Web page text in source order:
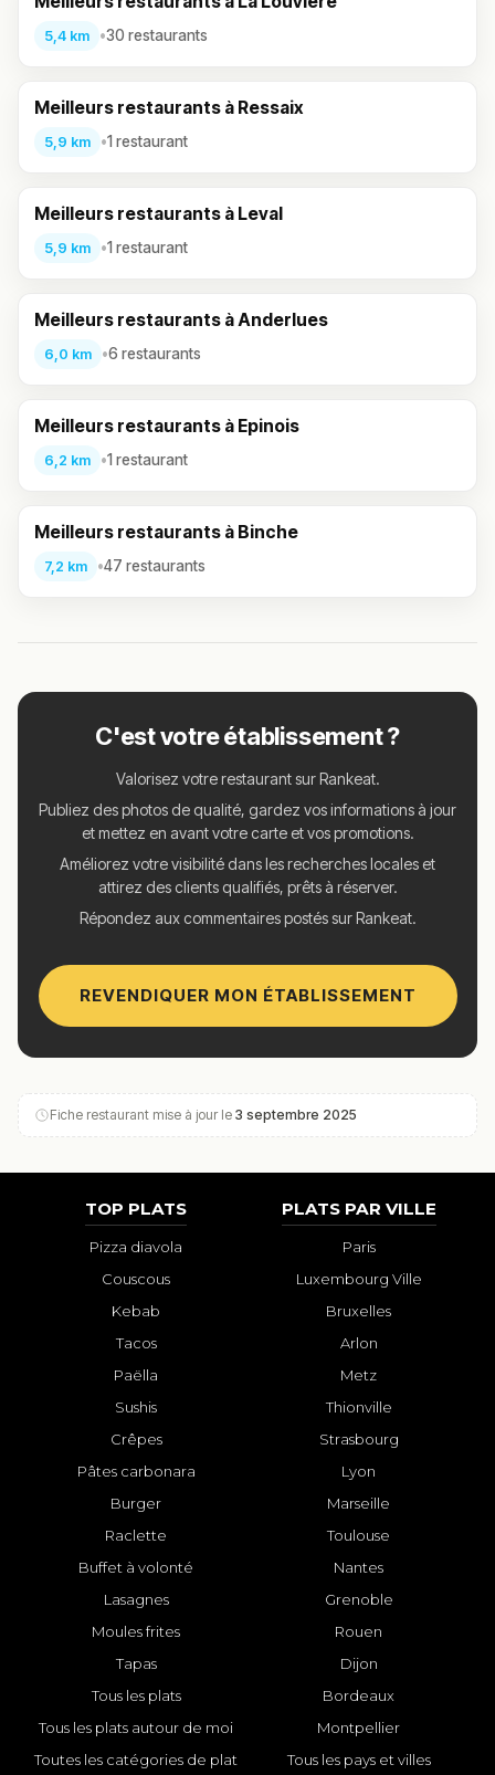
5,4 km •30 restaurants
Meilleurs restaurants à Ressaix
5,9 km •1 restaurant
Meilleurs restaurants à Leval
5,9 km •1 restaurant
Meilleurs restaurants à Anderlues
6,0 km •6 restaurants
Meilleurs restaurants à Epinois
6,2 km •1 restaurant
Meilleurs restaurants à Binche
7,2 km •47 restaurants
C'est votre établissement ?
Valorisez votre restaurant sur Rankeat.
Publiez des photos de qualité, gardez vos informations à jour
et mettez en avant votre carte et vos promotions.
Améliorez votre visibilité dans les recherches locales et
attirez des clients qualifiés, prêts à réserver.
Répondez aux commentaires postés sur Rankeat.
REVENDIQUER MON ÉTABLISSEMENT
Fiche restaurant mise à jour le 3 septembre 2025
TOP PLATS
Pizza diavola
Couscous
Kebab
Tacos
Paëlla
Sushis
Crêpes
Pâtes carbonara
Burger
Raclette
Buffet à volonté
Lasagnes
Moules frites
Tapas
Tous les plats
Tous les plats autour de moi
Toutes les catégories de plat
PLATS PAR VILLE
Paris
Luxembourg Ville
Bruxelles
Arlon
Metz
Thionville
Strasbourg
Lyon
Marseille
Toulouse
Nantes
Grenoble
Rouen
Dijon
Bordeaux
Montpellier
Tous les pays et villes